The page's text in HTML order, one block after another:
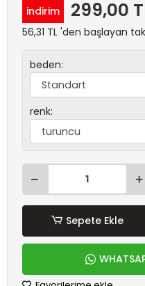
indirim 299,00
56,31 TL 'den başlayan
beden:
renk:
Sepete Ekle